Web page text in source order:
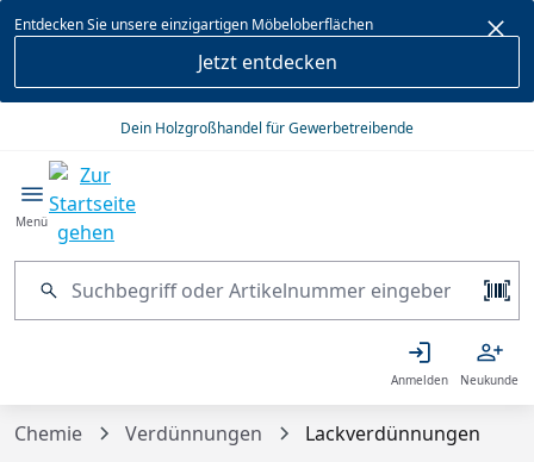
springen
Entdecken Sie unsere einzigartigen Möbeloberflächen
Jetzt entdecken
Dein Holzgroßhandel für Gewerbetreibende
Menü
Anmelden Neukunde
Chemie Verdünnungen Lackverdünnungen